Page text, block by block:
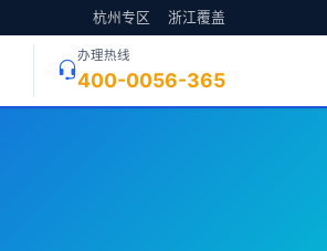
杭州专区 浙江覆盖
办理热线
400-0056-365